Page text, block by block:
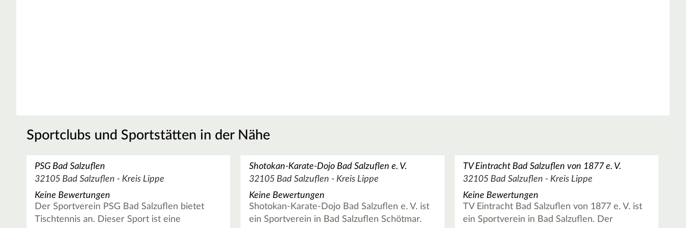
Sportclubs und Sportstätten in der Nähe
PSG Bad Salzuflen
32105 Bad Salzuflen - Kreis Lippe
Keine Bewertungen
Der Sportverein PSG Bad Salzuflen bietet
Tischtennis an. Dieser Sport ist eine
Shotokan-Karate-Dojo Bad Salzuflen e. V.
32105 Bad Salzuflen - Kreis Lippe
Keine Bewertungen
Shotokan-Karate-Dojo Bad Salzuflen e. V. ist
ein Sportverein in Bad Salzuflen Schötmar.
TV Eintracht Bad Salzuflen von 1877 e. V.
32105 Bad Salzuflen - Kreis Lippe
Keine Bewertungen
TV Eintracht Bad Salzuflen von 1877 e. V. ist
ein Sportverein in Bad Salzuflen. Der